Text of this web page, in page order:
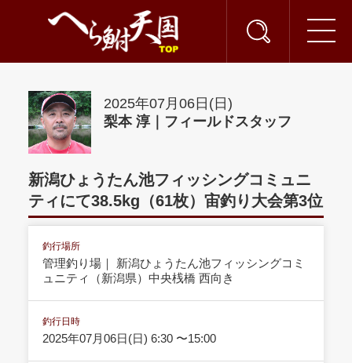
2025年07月06日(日)
梨本 淳｜フィールドスタッフ
新潟ひょうたん池フィッシングコミュニ
ティにて38.5kg（61枚）宙釣り大会第3位
釣行場所
管理釣り場｜ 新潟ひょうたん池フィッシングコミ
ュニティ（新潟県）中央桟橋 西向き
釣行日時
2025年07月06日(日) 6:30 〜15:00